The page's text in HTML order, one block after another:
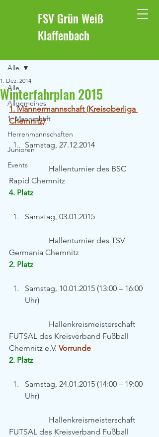
FSV Grün Weiß
Klaffenbach
Alle
Allgemeines
1. Mannschaft
Herrenmannschaften
Junioren
Events
Alle
Winterfahrplan 2015
1. Dez. 2014
1. Männermannschaft (Kreisoberliga
Chemnitz)
Samstag, 27.12.2014
		Hallenturnier des BSC
Rapid Chemnitz
4. Platz
Samstag, 03.01.2015
Germania Chemnitz
2. Platz
Samstag, 10.01.2015 (13:00 – 16:00
Uhr)
FUTSAL des Kreisverband Fußball
Chemnitz e.V. Vorrunde
2. Platz
Samstag, 24.01.2015 (14:00 – 19:00
Uhr)
FUTSAL des Kreisverband Fußball